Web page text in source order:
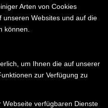
Arten von Cookies
Websites und auf die
können.
um Ihnen die auf unserer
zur Verfügung zu
verfügbaren Dienste